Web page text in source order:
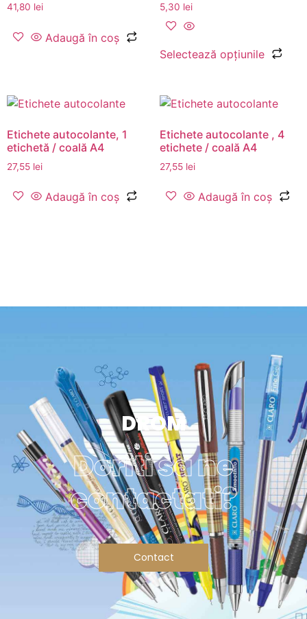
41,80 lei
Adaugă în coș
5,30 lei
Selectează opțiunile
Etichete autocolante, 1
etichetă / coală A4
27,55 lei
Adaugă în coș
Etichete autocolante , 4
etichete / coală A4
27,55 lei
Adaugă în coș
DROM
Doriti sa ne
contactati?
Contact